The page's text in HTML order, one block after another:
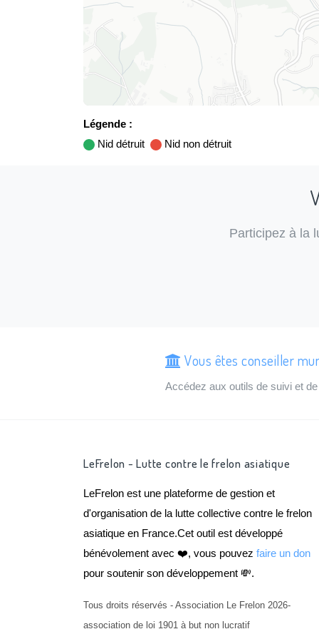
Légende :
Nid détruit
Nid non détruit
Participez à la
Vous êtes conseiller
Accédez aux outils de suivi et
LeFrelon - Lutte contre le frelon asiatique
LeFrelon est une plateforme de gestion et
d'organisation de la lutte collective contre le frelon
asiatique en France.Cet outil est développé
bénévolement avec ❤️, vous pouvez faire un don
pour soutenir son développement 💸.
Tous droits réservés - Association Le Frelon 2026-
association de loi 1901 à but non lucratif